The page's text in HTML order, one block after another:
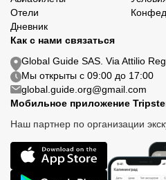
Отели
Дневник
Как с нами связаться
Global Guide SAS. Via Attilio
Мы открыты с 09:00 до 17:00
global.guide.org@gmail.com
Мобильное приложение
Наш партнер по организации